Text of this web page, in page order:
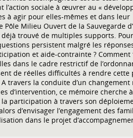
l’action sociale à œuvrer au «
à agir pour elles-mêmes et dans leur
Pôle Milieu Ouvert de la Sauvegarde
trouvé de multiples supports.
persistent malgré les
et aide-contrainte ? Comment
dans le cadre restrictif de
de réelles difficultés à rendre
travers la conduite d’un changement
d’intervention, ce mémoire cherche
participation à travers son
d’envisager l’engagement des
dans le projet